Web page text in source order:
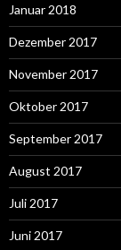
Januar 2018
Dezember 2017
November 2017
Oktober 2017
September 2017
August 2017
Juli 2017
Juni 2017